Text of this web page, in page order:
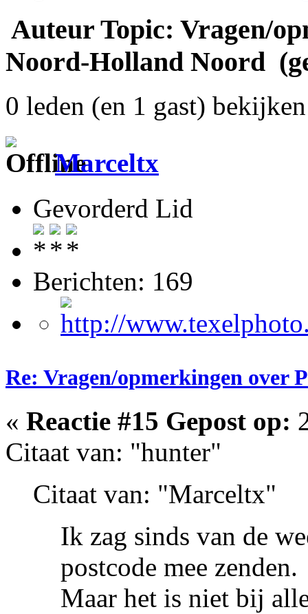
Auteur Topic: Vragen/
Noord-Holland Noord
0 leden (en 1 gast)
Marceltx
Gevorderd Lid
Berichten: 169
Re: Vragen/opmerkingen over
« Reactie #15 Gepost op:
Citaat van: "hunter"
Citaat van: "Marceltx"
Ik zag sinds van de
postcode mee zenden.
Maar het is niet bij